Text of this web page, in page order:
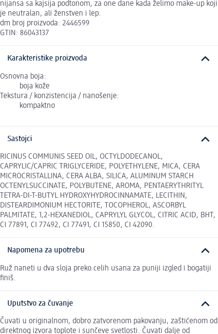
nijansa sa kajsija podtonom, za one dane kada želimo make-up koji
je neutralan, ali ženstven i lep.
dm broj proizvoda: 2446599
GTIN: 86043137
Karakteristike proizvoda
Osnovna boja:
boja kože
Tekstura / konzistencija / nanošenje:
kompaktno
Sastojci
RICINUS COMMUNIS SEED OIL, OCTYLDODECANOL,
CAPRYLIC/CAPRIC TRIGLYCERIDE, POLYETHYLENE, MICA, CERA
MICROCRISTALLINA, CERA ALBA, SILICA, ALUMINUM STARCH
OCTENYLSUCCINATE, POLYBUTENE, AROMA, PENTAERYTHRITYL
TETRA-DI-T-BUTYL HYDROXYHYDROCINNAMATE, LECITHIN,
DISTEARDIMONIUM HECTORITE, TOCOPHEROL, ASCORBYL
PALMITATE, 1,2-HEXANEDIOL, CAPRYLYL GLYCOL, CITRIC ACID, BHT,
CI 77891, CI 77492, CI 77491, CI 15850, CI 42090.
Napomena za upotrebu
Ruž naneti u dva sloja preko celih usana za puniji izgled i bogatiji
finiš.
Uputstvo za čuvanje
Čuvati u originalnom, dobro zatvorenom pakovanju, zaštićenom od
direktnog izvora toplote i sunčeve svetlosti. Čuvati dalje od